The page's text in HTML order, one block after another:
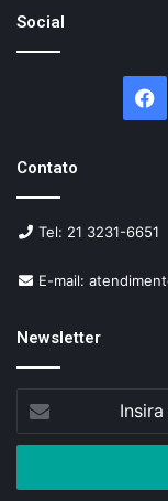
Social
Contato
Tel: 21 3231-6651
E-mail:
Newsletter
seu
de